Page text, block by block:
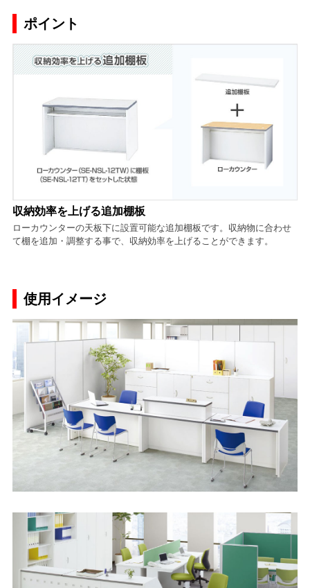
ポイント
収納効率を上げる追加棚板
ローカウンターの天板下に設置可能な追加棚板です。収納物に合わせ
て棚を追加・調整する事で、収納効率を上げることができます。
使用イメージ